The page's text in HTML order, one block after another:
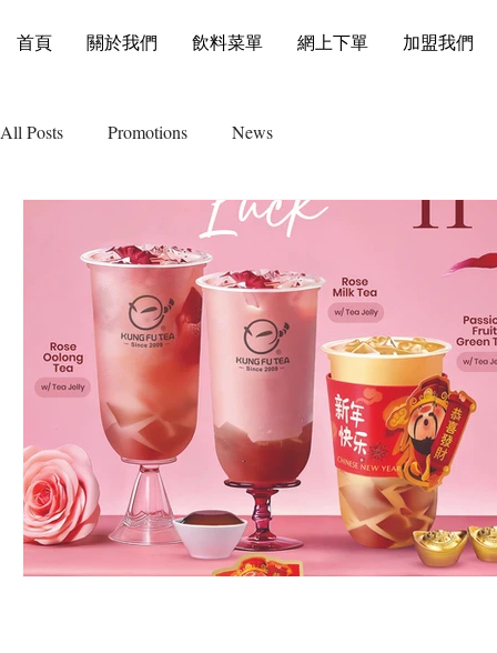
首頁 關於我們 飲料菜單 網上下單 加盟我們
All Posts Promotions News